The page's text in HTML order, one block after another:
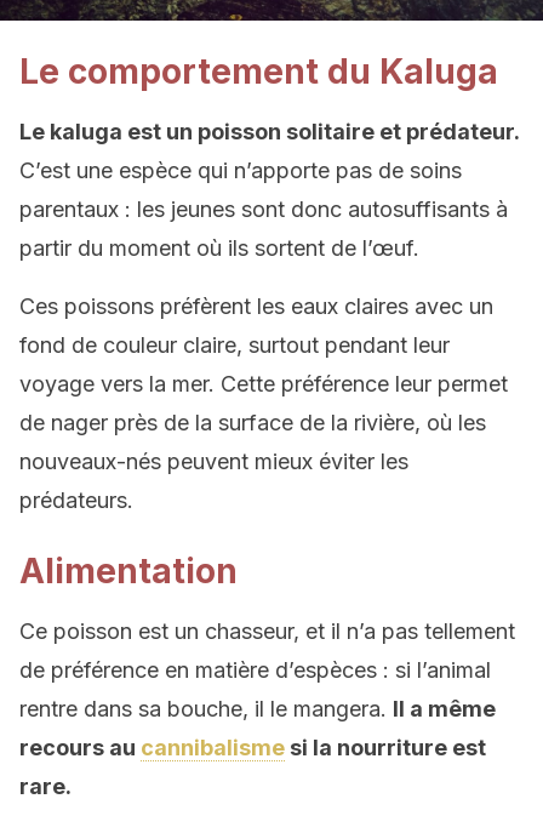
Le comportement du Kaluga
Le kaluga est un poisson solitaire et prédateur.
C’est une espèce qui n’apporte pas de soins
parentaux : les jeunes sont donc autosuffisants à
partir du moment où ils sortent de l’œuf.
Ces poissons préfèrent les eaux claires avec un
fond de couleur claire, surtout pendant leur
voyage vers la mer. Cette préférence leur permet
de nager près de la surface de la rivière, où les
nouveaux-nés peuvent mieux éviter les
prédateurs.
Alimentation
Ce poisson est un chasseur, et il n’a pas tellement
de préférence en matière d’espèces : si l’animal
rentre dans sa bouche, il le mangera. Il a même
recours au cannibalisme si la nourriture est
rare.